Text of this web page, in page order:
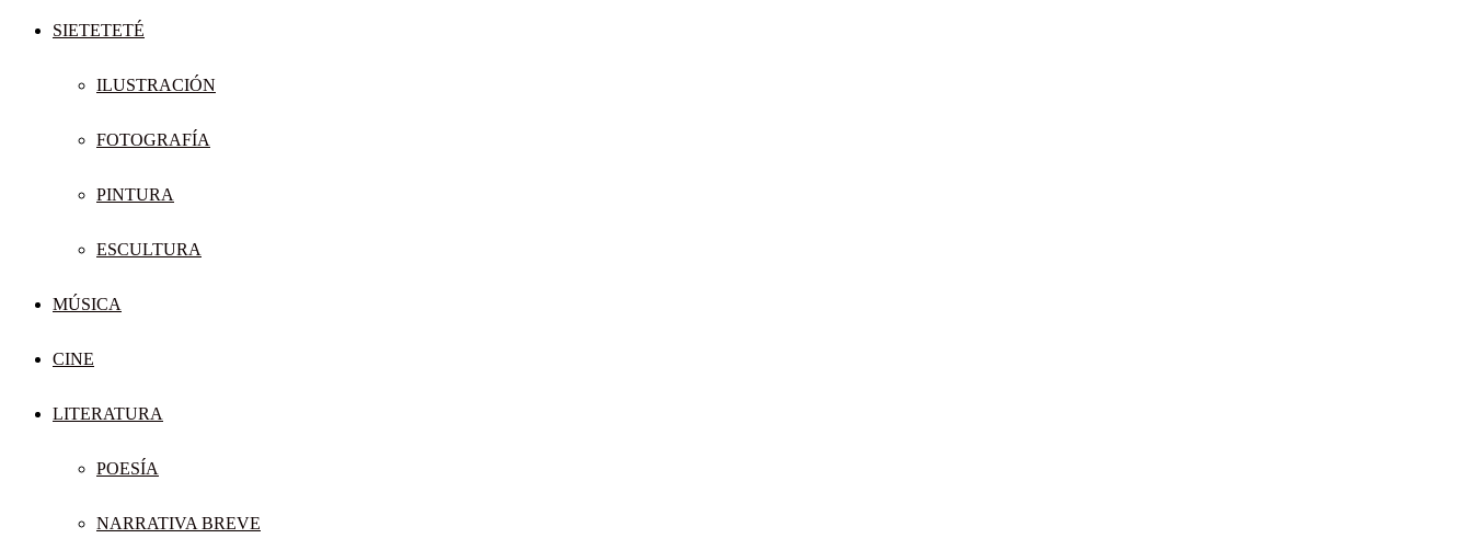
SIETETETÉ
ILUSTRACIÓN
FOTOGRAFÍA
PINTURA
ESCULTURA
MÚSICA
CINE
LITERATURA
POESÍA
NARRATIVA BREVE